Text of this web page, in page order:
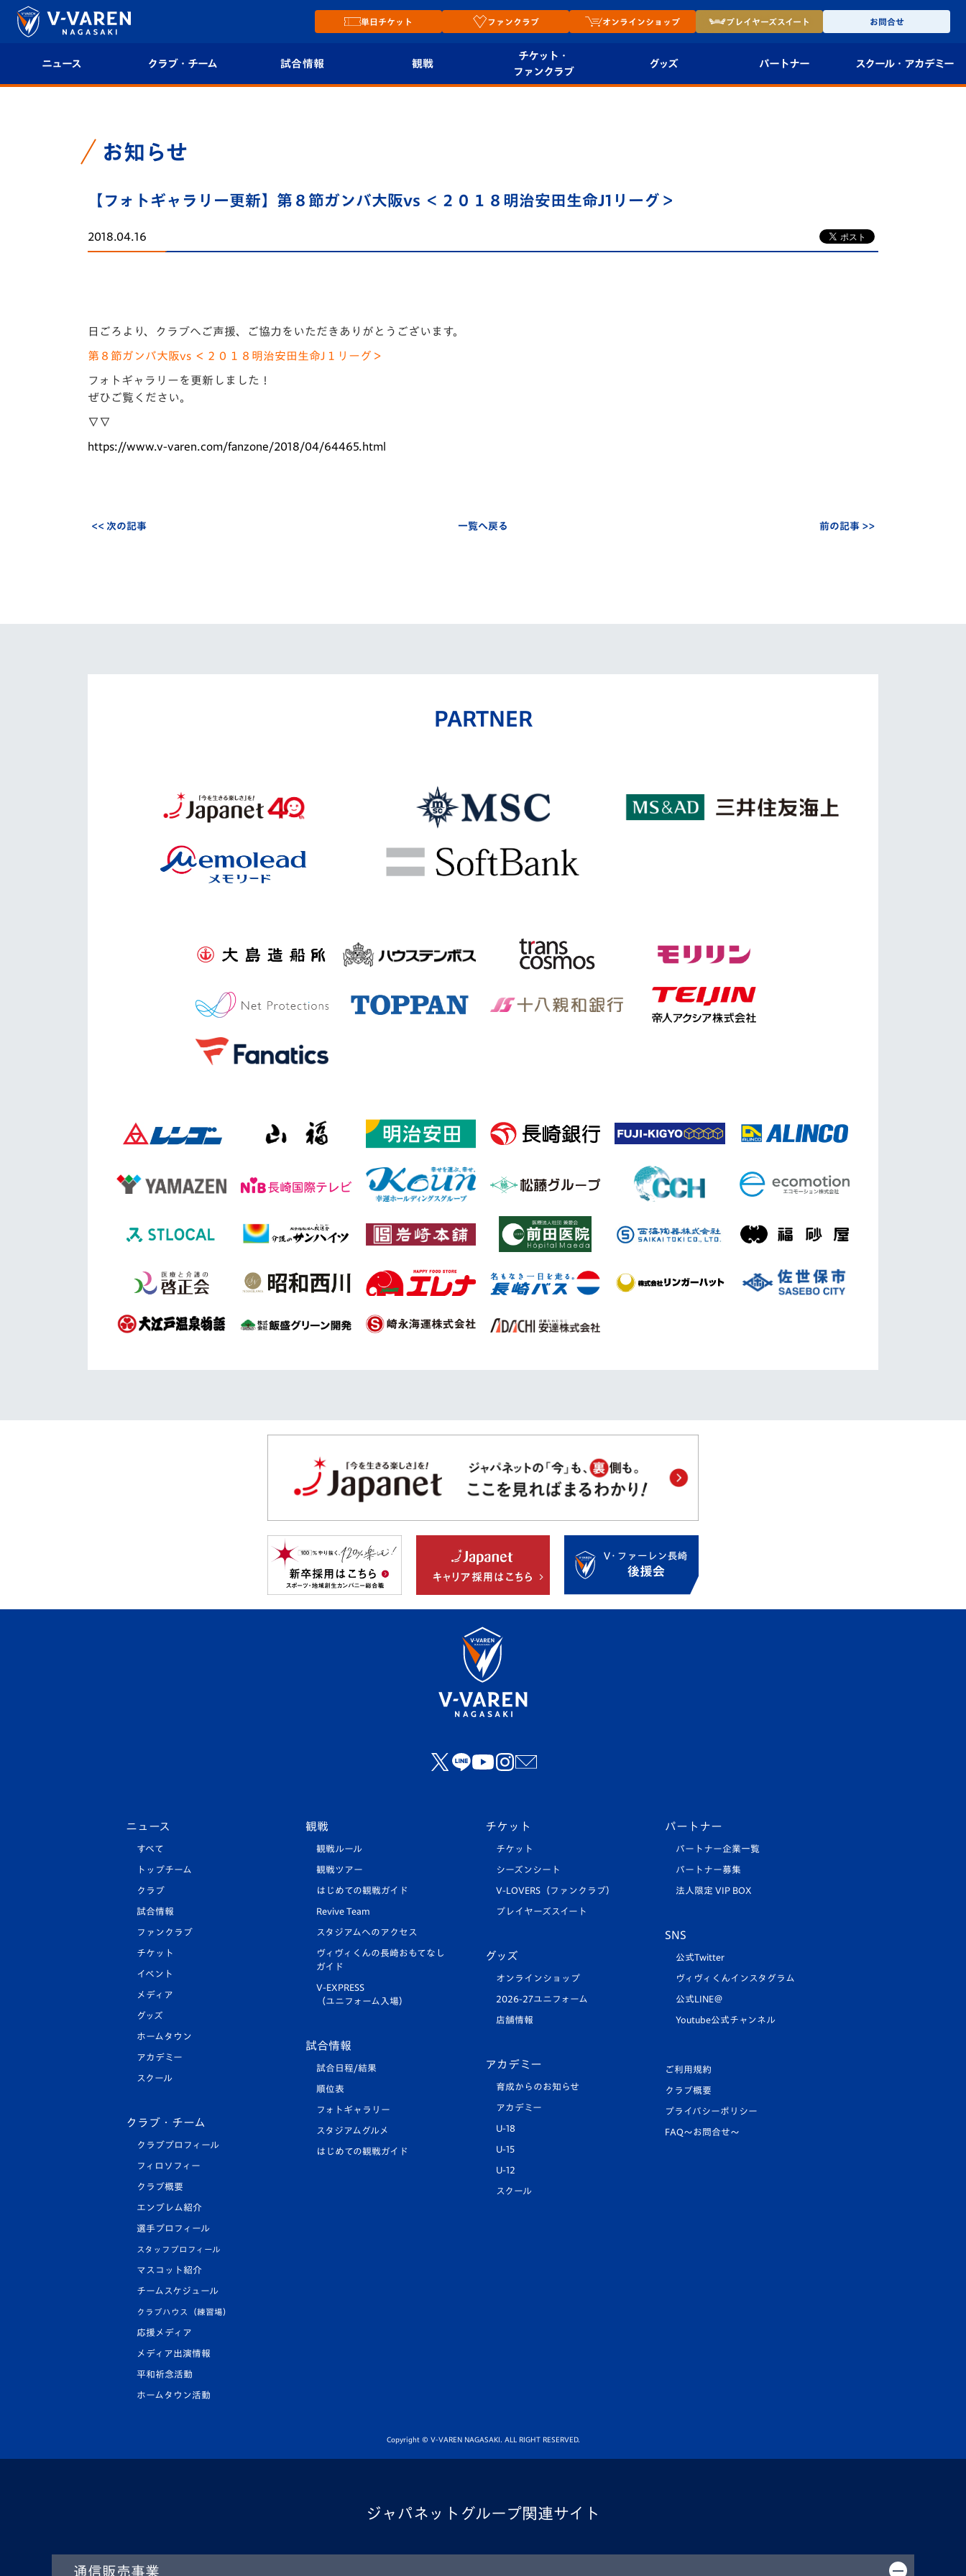
単日チケット ファンクラブ オンラインショップ プレイヤーズスイート お問合せ
ニュース クラブ・チーム
選手プロフィール
チームスケジュール
クラブハウス（練習
応援メディア
ホームタウン活動
試合情報
フォトギャラリー
観戦
Revive Team
V-EXPRESS（ユニフ
チケット・
ファンクラブ
グッズ
店舗情報
パートナー スクール・ アカデミー
スクール
お知らせ
【フォトギャラリー更新】第８節ガンバ大阪vs ＜２０１８明治安田生命J1リーグ＞
2018.04.16
日ごろより、クラブへご声援、ご協力をいただきありがとうございます。
第８節ガンバ大阪vs ＜２０１８明治安田生命J１リーグ＞
フォトギャラリーを更新しました！
ぜひご覧ください。
∇∇
https://www.v-varen.com/fanzone/2018/04/64465.html
<< 次の記事 一覧へ戻る 前の記事 >>
PARTNER
ニュース
すべて
トップチーム
クラブ
試合情報
ファンクラブ
チケット
イベント
メディア
グッズ
ホームタウン
アカデミー
スクール
クラブ・チーム
クラブプロフィール
フィロソフィー
クラブ概要
エンブレム紹介
選手プロフィール
スタッフプロフィール
マスコット紹介
チームスケジュール
クラブハウス（練習場）
応援メディア
メディア出演情報
平和祈念活動
ホームタウン活動
観戦
観戦ルール
観戦ツアー
はじめての観戦ガイド
Revive Team
スタジアムへのアクセス
ヴィヴィくんの長崎おもてなし
ガイド
V-EXPRESS
（ユニフォーム入場）
試合情報
試合日程/結果
順位表
フォトギャラリー
スタジアムグルメ
はじめての観戦ガイド
チケット
チケット
シーズンシート
V-LOVERS（ファンクラブ）
プレイヤーズスイート
グッズ
オンラインショップ
2026-27ユニフォーム
店舗情報
アカデミー
育成からのお知らせ
アカデミー
U-18
U-15
U-12
スクール
パートナー
パートナー企業一覧
パートナー募集
法人限定 VIP BOX
SNS
公式Twitter
ヴィヴィくんインスタグラム
公式LINE＠
Youtube公式チャンネル
ご利用規約
クラブ概要
プライバシーポリシー
FAQ〜お問合せ〜
Copyright © V-VAREN NAGASAKI. ALL RIGHT RESERVED.
ジャパネットグループ関連サイト
通信販売事業